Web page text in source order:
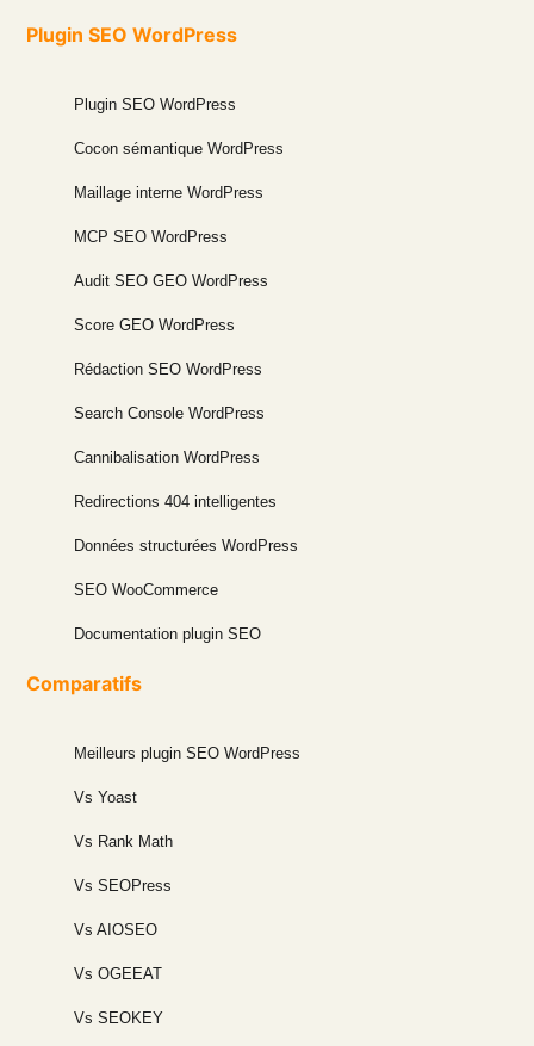
Plugin SEO WordPress
Plugin SEO WordPress
Cocon sémantique WordPress
Maillage interne WordPress
MCP SEO WordPress
Audit SEO GEO WordPress
Score GEO WordPress
Rédaction SEO WordPress
Search Console WordPress
Cannibalisation WordPress
Redirections 404 intelligentes
Données structurées WordPress
SEO WooCommerce
Documentation plugin SEO
Comparatifs
Meilleurs plugin SEO WordPress
Vs Yoast
Vs Rank Math
Vs SEOPress
Vs AIOSEO
Vs OGEEAT
Vs SEOKEY